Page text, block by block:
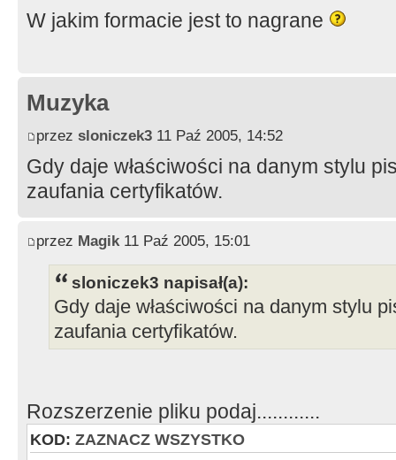
W jakim formacie jest to nagrane
Muzyka
przez sloniczek3 11 Paź 2005, 14:52
Gdy daje właściwości na danym stylu
zaufania certyfikatów.
przez Magik 11 Paź 2005, 15:01
sloniczek3 napisał(a):
Gdy daje właściwości na danym stylu
zaufania certyfikatów.
Rozszerzenie pliku podaj............
KOD: ZAZNACZ WSZYSTKO